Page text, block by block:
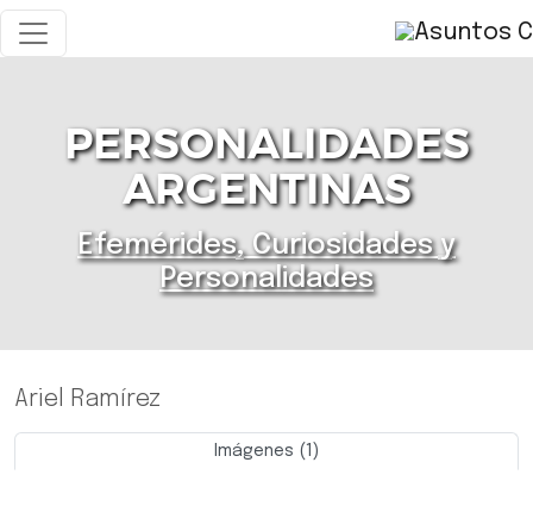
PERSONALIDADES
ARGENTINAS
Efemérides, Curiosidades y
Personalidades
Ariel Ramírez
Imágenes (1)